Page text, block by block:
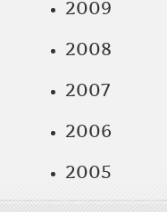
2009
2008
2007
2006
2005